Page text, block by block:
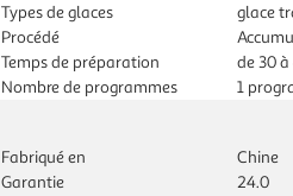
Types de glaces
glace
Procédé
Temps de préparation
de 30
Nombre de programmes
1
Fabriqué en
Chine
Garantie
24.0